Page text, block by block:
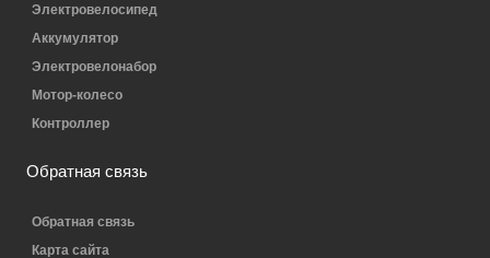
Электровелосипед
Аккумулятор
Электровелонабор
Мотор-колесо
Контроллер
Обратная связь
Обратная связь
Карта сайта